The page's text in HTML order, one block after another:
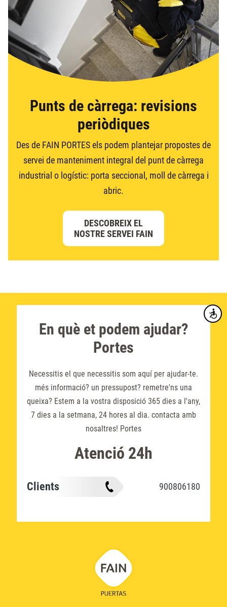
Punts de càrrega: revisions
periòdiques
Des de FAIN PORTES els podem plantejar propostes de
servei de manteniment integral del punt de càrrega
industrial o logístic: porta seccional, moll de càrrega i
abric.
DESCOBREIX EL
NOSTRE SERVEI FAIN
En què et podem ajudar?
Portes
Necessitis el que necessitis som aquí per ajudar-te.
més informació? un pressupost? remetre'ns una
queixa? Estem a la vostra disposició 365 dies a l'any,
7 dies a la setmana, 24 hores al dia. contacta amb
nosaltres! Portes
Atenció 24h
Clients 900806180